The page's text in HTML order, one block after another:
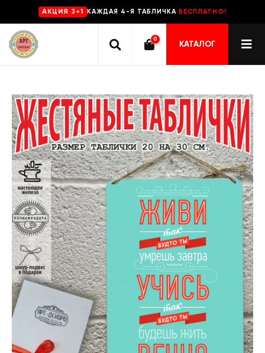
AKЦИЯ 3+1 КАЖДАЯ 4-Я ТАБЛИЧКА БЕСПЛАТНО!
0
КАТАЛОГ